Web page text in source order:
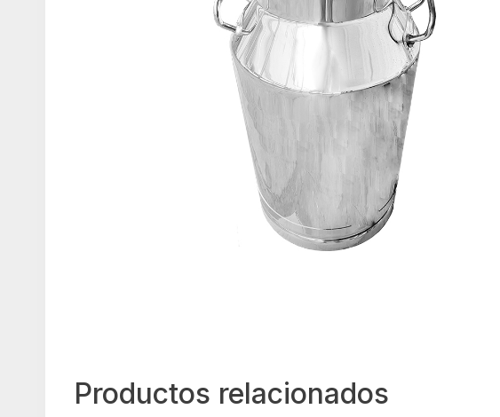
Productos relacionados